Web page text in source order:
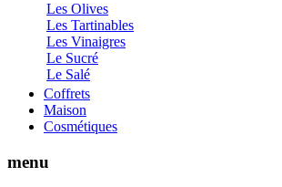
Les Olives
Les Tartinables
Les Vinaigres
Le Sucré
Le Salé
Coffrets
Maison
Cosmétiques
menu